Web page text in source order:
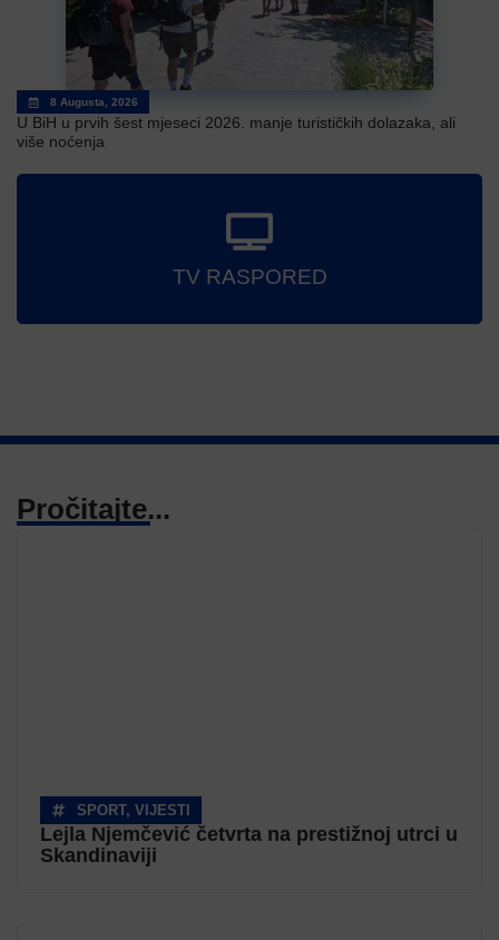
8 Augusta, 2026
U BiH u prvih šest mjeseci 2026. manje turističkih dolazaka, ali
više noćenja
TV RASPORED
Pročitajte...
SPORT, VIJESTI
Lejla Njemčević četvrta na prestižnoj utrci u
Skandinaviji